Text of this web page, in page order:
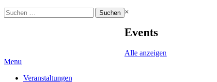
Suchen
nach:
×
Events
Alle anzeigen
Menu
Veranstaltungen